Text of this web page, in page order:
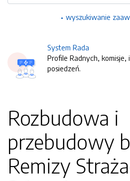
wyszukiwanie
System Rada
Profile Radnych,
posiedzeń.
Rozbudowa i
przebudowy
Remizy